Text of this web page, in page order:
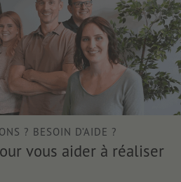
? BESOIN D’AIDE ?
vous aider à réaliser